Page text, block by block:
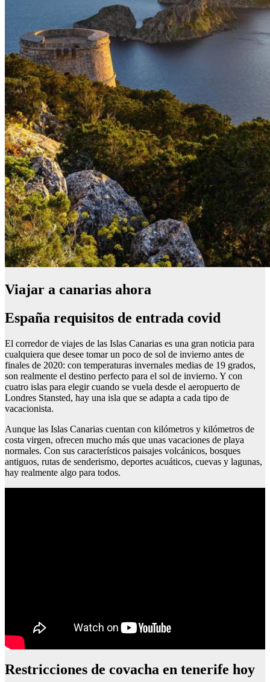
Viajar a canarias ahora
España requisitos de entrada covid
El corredor de viajes de las Islas Canarias es una gran noticia para
cualquiera que desee tomar un poco de sol de invierno antes de
finales de 2020: con temperaturas invernales medias de 19 grados,
son realmente el destino perfecto para el sol de invierno. Y con
cuatro islas para elegir cuando se vuela desde el aeropuerto de
Londres Stansted, hay una isla que se adapta a cada tipo de
vacacionista.
Aunque las Islas Canarias cuentan con kilómetros y kilómetros de
costa virgen, ofrecen mucho más que unas vacaciones de playa
normales. Con sus característicos paisajes volcánicos, bosques
antiguos, rutas de senderismo, deportes acuáticos, cuevas y lagunas,
hay realmente algo para todos.
Restricciones de covacha en tenerife hoy